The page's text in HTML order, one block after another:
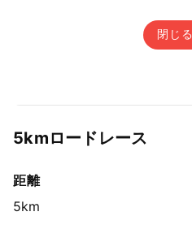
閉じる
5kmロードレース
距離
5km